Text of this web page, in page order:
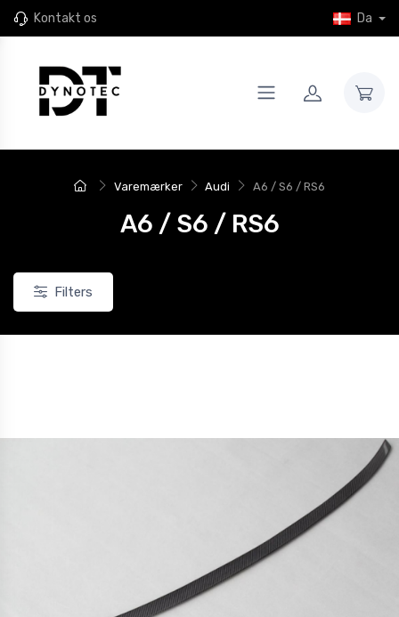
Kontakt os Da
Varemærker Audi A6 / S6 / RS6
A6 / S6 / RS6
Filters